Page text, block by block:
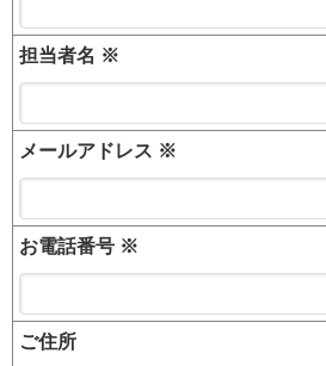
担当者名 ※
メールアドレス ※
お電話番号 ※
ご住所